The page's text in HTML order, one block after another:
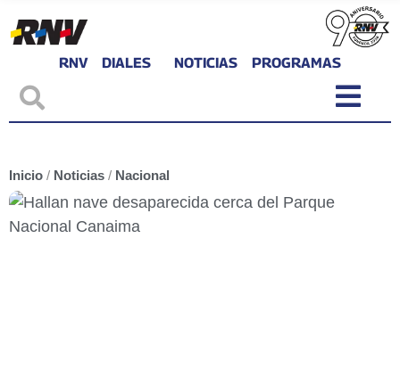
RNV DIALES NOTICIAS PROGRAMAS
Inicio / Noticias / Nacional